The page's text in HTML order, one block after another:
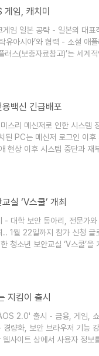
임, 캐치미
게임 일본 공략 - 일본의 대
아시아’와 협력 - 소셜 애
러스(보충자료참고)’는 세계
료 참고)을 일본의 대표적
백신 긴급배포
스리 메신저로 인한 시스템
된 PC는 메신저 로그인 이
현상 이후 시스템 중단과 재
코드 감염이 의심스러운 사
실 ‘V스쿨’ 개최
대학 보안 동아리, 전문가
1월 22일까지 참가 신청 글
청소년 보안교실 ‘V스쿨’을
보안 의식을 갖게 도와주
지킴이 출시
2.0' 출시 - 금융, 게임,
량화, 보안 브라우저 기능
사이트 상에서 사용자 정보